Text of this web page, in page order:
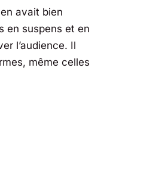
avait bien
en suspens et en
l’audience. Il
même celles